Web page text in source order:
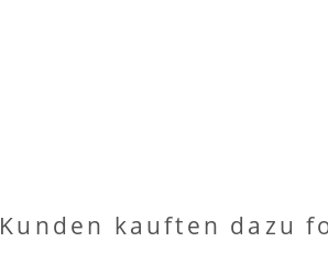
Kunden kauften dazu